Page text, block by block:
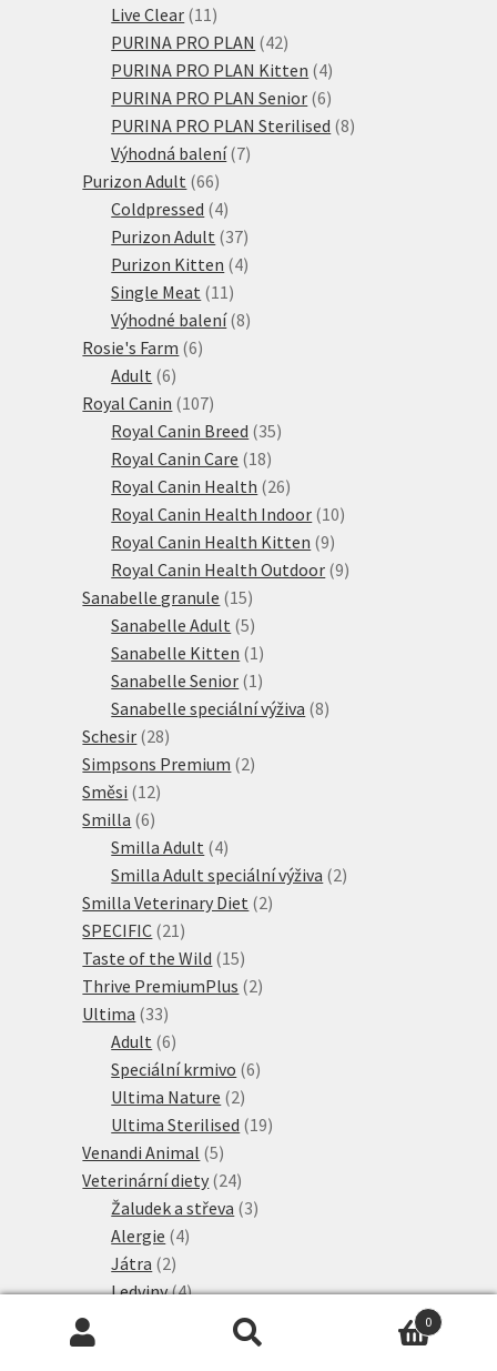
Live Clear 11 11
produktů
PURINA PRO PLAN 4242
produktů
PURINA PRO PLAN Kitten 44
produkty
PURINA PRO PLAN Senior 66
produktů
PURINA PRO PLAN Sterilised 88
Výhodná balení 77
Purizon Adult 6666
produktů
Coldpressed 44
produkty
Purizon Adult 3737
produktů
Purizon Kitten 44
Single Meat 11 11
produktů
Výhodné balení 88
Rosie's Farm 66
Adult 66
produktů
Royal Canin 107107
produktů
Royal Canin Breed 3535
Royal Canin Care 1818
produktů
Royal Canin Health 2626
produktů
Royal Canin Health Indoor 1010
Royal Canin Health Kitten 99
produktů
Royal Canin Health Outdoor 99
Sanabelle granule 1515
produktů
Sanabelle Adult 55
produktů
Sanabelle Kitten 1 1
produkt
Sanabelle Senior 1 1
produkt
Sanabelle speciální výživa 88
Schesir 2828
produktů
Simpsons Premium 22
Směsi 1212
Smilla 66
produktů
Smilla Adult 44
produkty
Smilla Adult speciální výživa 22
Smilla Veterinary Diet 22
SPECIFIC 21 21
produktů
Taste of the Wild 1515
produktů
Thrive PremiumPlus 22
Ultima 3333
produktů
Adult 66
produktů
Speciální krmivo 66
Ultima Nature 22
produkty
Ultima Sterilised 1919
Venandi Animal 55
produktů
Veterinární diety 2424
produktů
Žaludek a střeva 33
Alergie 44
Játra 22
produkty
Ledviny 44
produkty
6
produktů
Nadváha & diabetes
0